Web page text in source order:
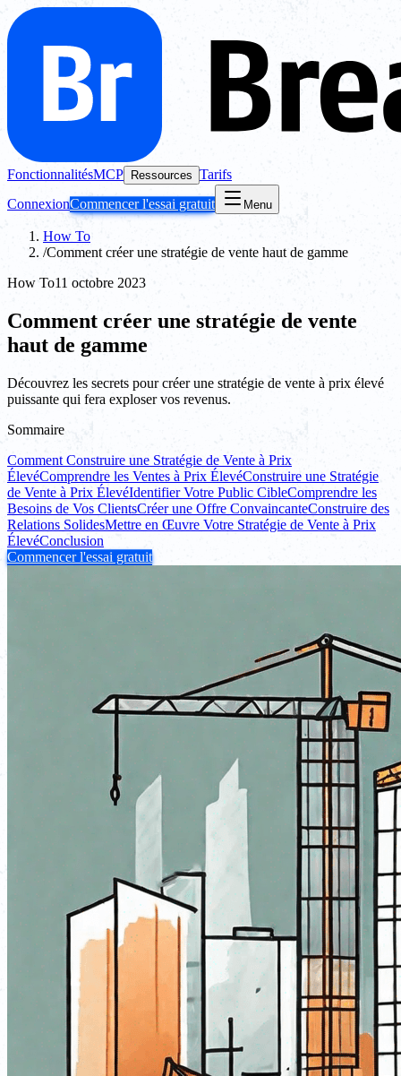
FonctionnalitésMCP Ressources Tarifs
ConnexionCommencer l'essai gratuit Menu
How To
/Comment créer une stratégie de vente haut de gamme
How To11 octobre 2023
Comment créer une stratégie de vente
haut de gamme
Découvrez les secrets pour créer une stratégie de vente à prix élevé
puissante qui fera exploser vos revenus.
Sommaire
Comment Construire une Stratégie de Vente à Prix
ÉlevéComprendre les Ventes à Prix ÉlevéConstruire une Stratégie
de Vente à Prix ÉlevéIdentifier Votre Public CibleComprendre les
Besoins de Vos ClientsCréer une Offre ConvaincanteConstruire des
Relations SolidesMettre en Œuvre Votre Stratégie de Vente à Prix
ÉlevéConclusion
Commencer l'essai gratuit